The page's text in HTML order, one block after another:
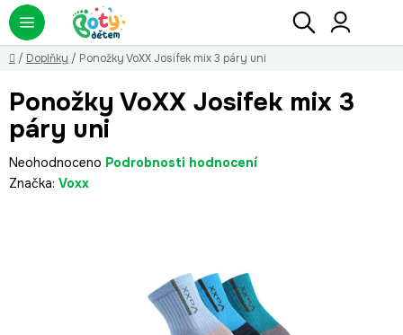
Přejít
na
obsah
Hledat
Domů
/ Doplňky / Ponožky VoXX Josifek mix 3 páry uni
Ponožky VoXX Josifek mix 3
páry uni
Průměrné
hodnocení
Neohodnoceno Podrobnosti hodnocení
Značka: Voxx